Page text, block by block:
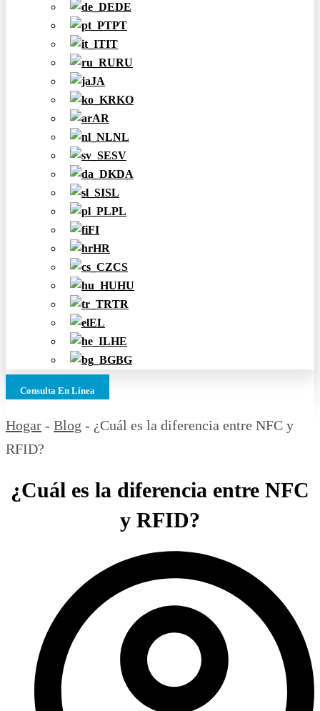
DE
PT
IT
RU
JA
KO
AR
NL
SV
DA
SL
PL
FI
HR
CS
HU
TR
EL
HE
BG
Consulta En Línea
Hogar - Blog - ¿Cuál es la diferencia entre NFC y
RFID?
¿Cuál es la diferencia entre NFC
y RFID?